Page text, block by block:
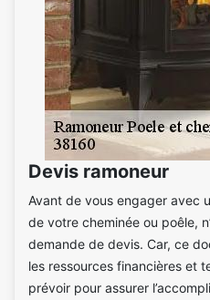
Devis ramoneur
Avant de vous engager avec
de votre cheminée ou poêle,
demande de devis. Car, ce
les ressources financières et
prévoir pour assurer